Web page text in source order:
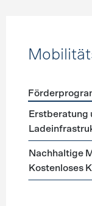
Erstberatung
Nachhaltige
Kostenloses